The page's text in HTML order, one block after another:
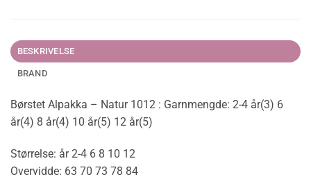
BESKRIVELSE
BRAND
Børstet Alpakka – Natur 1012 : Garnmengde: 2-4 år(3) 6
år(4) 8 år(4) 10 år(5) 12 år(5)
Størrelse: år 2-4 6 8 10 12
Overvidde: 63 70 73 78 84